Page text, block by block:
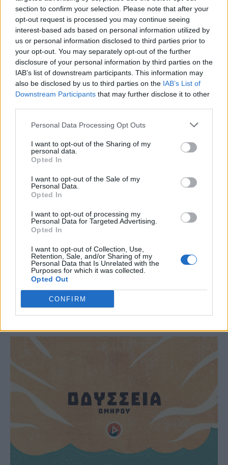
section to confirm your selection. Please note that after your
opt-out request is processed you may continue seeing
interest-based ads based on personal information utilized by
us or personal information disclosed to third parties prior to
your opt-out. You may separately opt-out of the further
disclosure of your personal information by third parties on the
IAB’s list of downstream participants. This information may
also be disclosed by us to third parties on the IAB’s List of
Downstream Participants that may further disclose it to other
Personal Data Processing Opt Outs
I want to opt-out of the Sharing of my
personal data.
Opted In
I want to opt-out of the Sale of my
Personal Data.
Opted In
I want to opt-out of processing my
Personal Data for Targeted Advertising.
Opted In
I want to opt-out of Collection, Use,
Retention, Sale, and/or Sharing of my
Personal Data that Is Unrelated with the
Purposes for which it was collected.
Opted Out
CONFIRM